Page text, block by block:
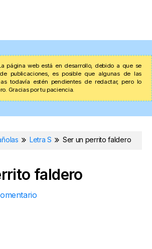
página web está en desarrollo, debido a que se
publicaciones, es posible que algunas de las
todavía estén pendientes de redactar, pero lo
Gracias por tu paciencia.
Letra S Ser un perrito faldero
faldero